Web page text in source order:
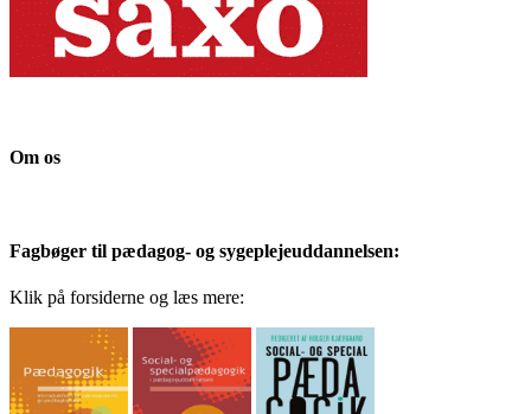
Om os
Fagbøger til pædagog- og sygeplejeuddannelsen:
Klik på forsiderne og læs mere: